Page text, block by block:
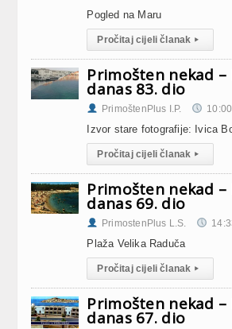
Pogled na Maru
Pročitaj cijeli članak ▸
Primošten nekad
danas 83. dio
PrimoštenPlus I.P.
Izvor stare fotografije: Ivica
Pročitaj cijeli članak ▸
Primošten nekad
danas 69. dio
PrimostenPlus L.S.
Plaža Velika Raduča
Pročitaj cijeli članak ▸
Primošten nekad
danas 67. dio